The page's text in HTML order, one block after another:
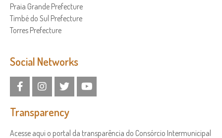
Praia Grande Prefecture
Timbé do Sul Prefecture
Torres Prefecture
Social Networks
Transparency
Acesse aqui o portal da transparência do Consórcio Intermunicipal